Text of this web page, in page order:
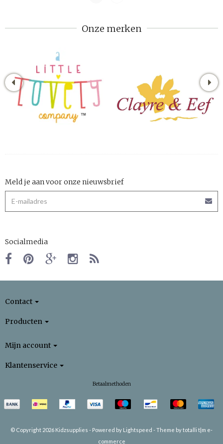
Onze merken
Meld je aan voor onze nieuwsbrief
Socialmedia
Contact
Producten
Mijn account
Klantenservice
Betaalmethoden
© Copyright 2026 Kidzsupplies - Powered by Lightspeed -Theme by totalli t|m e-
commerce